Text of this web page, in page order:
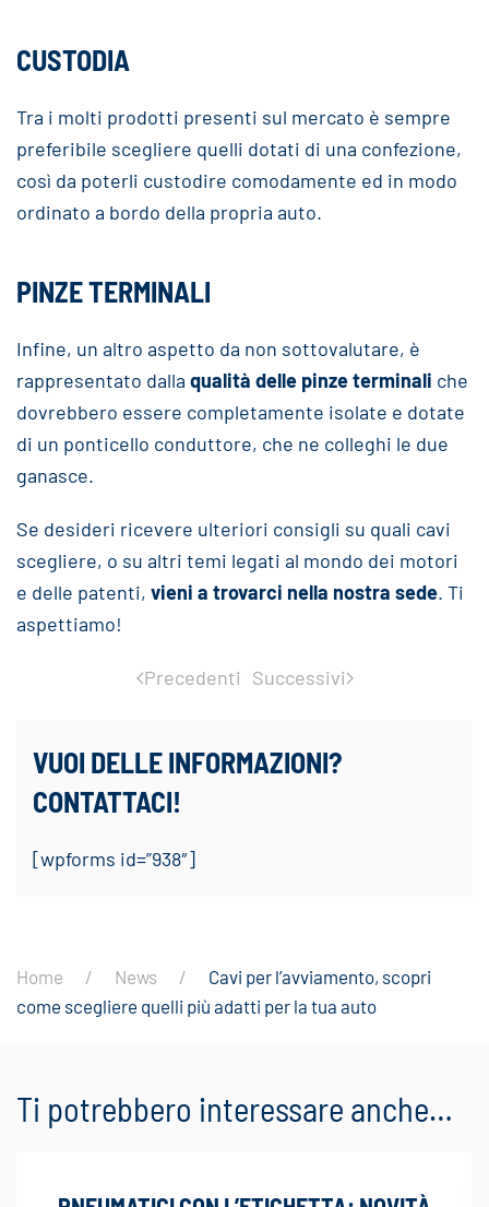
CUSTODIA
Tra i molti prodotti presenti sul mercato è sempre
preferibile scegliere quelli dotati di una confezione,
così da poterli custodire comodamente ed in modo
ordinato a bordo della propria auto.
PINZE TERMINALI
Infine, un altro aspetto da non sottovalutare, è
rappresentato dalla qualità delle pinze terminali che
dovrebbero essere completamente isolate e dotate
di un ponticello conduttore, che ne colleghi le due
ganasce.
Se desideri ricevere ulteriori consigli su quali cavi
scegliere, o su altri temi legati al mondo dei motori
e delle patenti, vieni a trovarci nella nostra sede. Ti
aspettiamo!
Precedenti Successivi
VUOI DELLE INFORMAZIONI?
CONTATTACI!
[wpforms id=”938″]
Home News
Cavi per l’avviamento, scopri
come scegliere quelli più adatti per la tua auto
Ti potrebbero interessare anche…